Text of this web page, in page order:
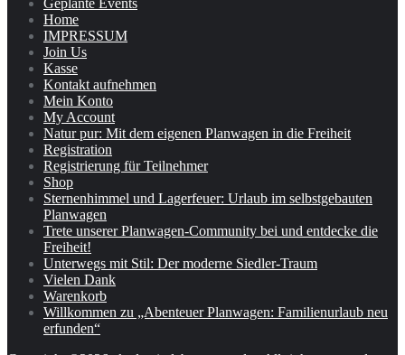
Geplante Events
Home
IMPRESSUM
Join Us
Kasse
Kontakt aufnehmen
Mein Konto
My Account
Natur pur: Mit dem eigenen Planwagen in die Freiheit
Registration
Registrierung für Teilnehmer
Shop
Sternenhimmel und Lagerfeuer: Urlaub im selbstgebauten
Planwagen
Trete unserer Planwagen-Community bei und entdecke die
Freiheit!
Unterwegs mit Stil: Der moderne Siedler-Traum
Vielen Dank
Warenkorb
Willkommen zu „Abenteuer Planwagen: Familienurlaub neu
erfunden“